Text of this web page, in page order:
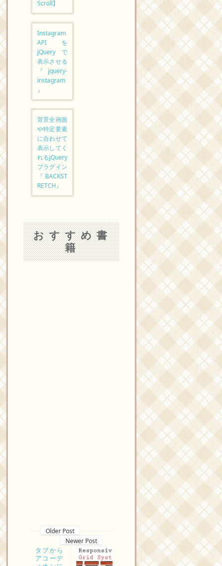
Scroll】
Instagram
API を
jQuery で
表示させる
『jquery-
instagram
』
背景全画面
や特定要素
に合わせて
表示してく
れるjQuery
プラグイン
『BACKST
RETCH』
おすすめ書
籍
Older Post
Newer Post
タブから
アコーデ